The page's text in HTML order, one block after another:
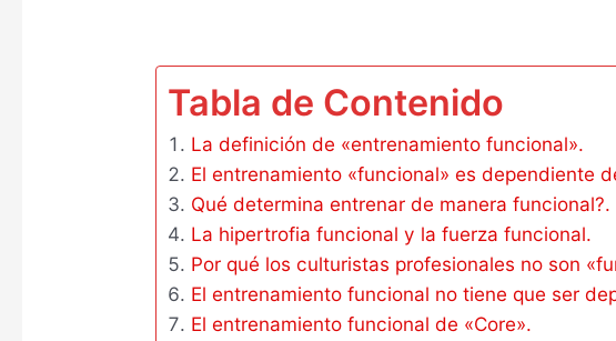
Tabla de Contenido
La definición de «entrenamiento funcional».
El entrenamiento «funcional» es dependiente
Qué determina entrenar de manera funcional?.
La hipertrofia funcional y la fuerza funcional.
Por qué los culturistas profesionales no son
El entrenamiento funcional no tiene que ser
El entrenamiento funcional de «Core».